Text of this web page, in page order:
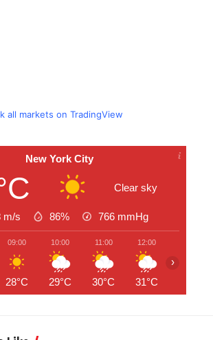
all markets on TradingView
New York City
Clear sky
m/s 86% 766 mmHg
09:00
28°C
10:00
29°C
11:00
30°C
12:00
31°C
›